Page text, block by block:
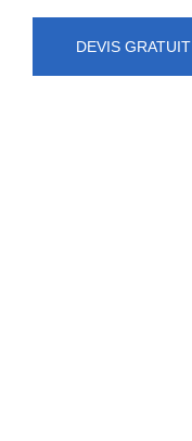
DEVIS GRATUIT